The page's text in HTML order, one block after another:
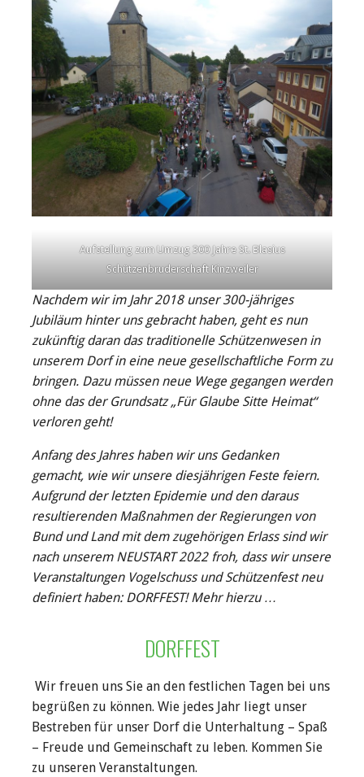
Aufstellung zum Umzug 300 Jahre St. Blasius
Schützenbruderschaft Kinzweiler
Nachdem wir im Jahr 2018 unser 300-jähriges
Jubiläum hinter uns gebracht haben, geht es nun
zukünftig daran das traditionelle Schützenwesen in
unserem Dorf in eine neue gesellschaftliche Form zu
bringen. Dazu müssen neue Wege gegangen werden
ohne das der Grundsatz „Für Glaube Sitte Heimat“
verloren geht!
Anfang des Jahres haben wir uns Gedanken
gemacht, wie wir unsere diesjährigen Feste feiern.
Aufgrund der letzten Epidemie und den daraus
resultierenden Maßnahmen der Regierungen von
Bund und Land mit dem zugehörigen Erlass sind wir
nach unserem NEUSTART 2022 froh, dass wir unsere
Veranstaltungen Vogelschuss und Schützenfest neu
definiert haben: DORFFEST! Mehr hierzu …
DORFFEST
Wir freuen uns Sie an den festlichen Tagen bei uns
begrüßen zu können. Wie jedes Jahr liegt unser
Bestreben für unser Dorf die Unterhaltung – Spaß
– Freude und Gemeinschaft zu leben. Kommen Sie
zu unseren Veranstaltungen.